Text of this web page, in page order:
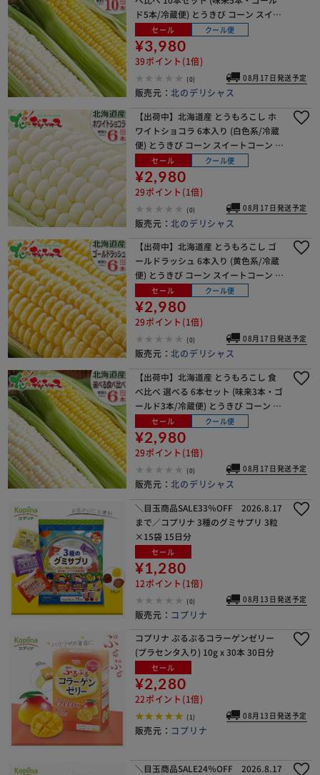
ド5本/冷蔵便) とうきび コーン スイー
トコーン 野菜 北海道 グルメ お取り寄
せ
セール クール便
¥3,980
39ポイント(1倍)
(0) 08月17日発送予定
販売元：北のデリシャス
【出荷中】北海道産 とうもろこし ホ
ワイトショコラ 6本入り (白色系/冷蔵
便) とうきび コーン スイートコーン フ
ルーツコーン 野菜 北海道 グルメ お取
り寄せ
セール クール便
¥2,980
29ポイント(1倍)
(0) 08月17日発送予定
販売元：北のデリシャス
【出荷中】北海道産 とうもろこし ゴ
ールドラッシュ 6本入り (黄色系/冷蔵
便) とうきび コーン スイートコーン フ
ルーツコーン 野菜 北海道 グルメ お取
り寄せ
セール クール便
¥2,980
29ポイント(1倍)
(0) 08月17日発送予定
販売元：北のデリシャス
【出荷中】北海道産 とうもろこし 食
べ比べ 選べる 6本セット (味来3本・ゴ
ールド3本/冷蔵便) とうきび コーン ス
イートコーン 野菜 北海道 グルメ お取
り寄せ
セール クール便
¥2,980
29ポイント(1倍)
(0) 08月17日発送予定
販売元：北のデリシャス
＼目玉商品SALE33％OFF 2026.8.17
まで／コプリナ 3種のグミサプリ 3粒
×15袋 15日分
セール
¥1,280
12ポイント(1倍)
(0) 08月13日発送予定
販売元： コプリナ
コプリナ ぷるぷるコラーゲンゼリー
(プラセンタ入り) 10g x 30本 30日分
セール
¥2,280
22ポイント(1倍)
(1) 08月13日発送予定
販売元： コプリナ
＼目玉商品SALE24％OFF 2026.8.17